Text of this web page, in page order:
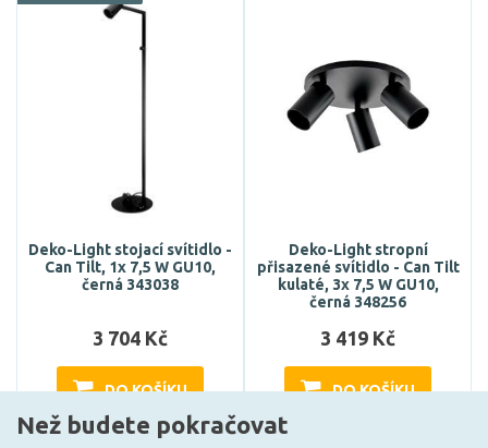
Deko-Light stojací svítidlo -
Can Tilt, 1x 7,5 W GU10,
černá 343038
3 704 Kč
DO KOŠÍKU
Deko-Light stropní
přisazené svítidlo - Can Tilt
kulaté, 3x 7,5 W GU10,
černá 348256
3 419 Kč
DO KOŠÍKU
Než budete pokračovat